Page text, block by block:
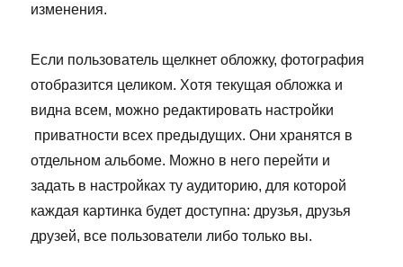
изменения.
Если пользователь щелкнет обложку, фотография
отобразится целиком. Хотя текущая обложка и
видна всем, можно редактировать настройки
приватности всех предыдущих. Они хранятся в
отдельном альбоме. Можно в него перейти и
задать в настройках ту аудиторию, для которой
каждая картинка будет доступна: друзья, друзья
друзей, все пользователи либо только вы.